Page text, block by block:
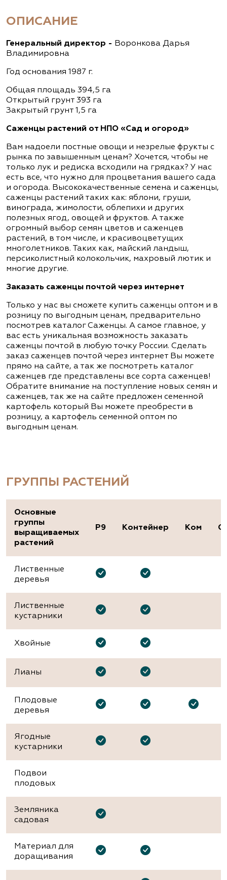
ОПИСАНИЕ
Генеральный директор - Воронкова Дарья
Владимировна
Год основания 1987 г.
Общая площадь 394,5 га
Открытый грунт 393 га
Закрытый грунт 1,5 га
Саженцы растений от НПО «Сад и огород»
Вам надоели постные овощи и незрелые фрукты с
рынка по завышенным ценам? Хочется, чтобы не
только лук и редиска всходили на грядках? У нас
есть все, что нужно для процветания вашего сада
и огорода. Высококачественные семена и саженцы,
саженцы растений таких как: яблони, груши,
винограда, жимолости, облепихи и других
полезных ягод, овощей и фруктов. А также
огромный выбор семян цветов и саженцев
растений, в том числе, и красивоцветущих
многолетников. Таких как, майский ландыш,
персиколистный колокольчик, махровый лютик и
многие другие.
Заказать саженцы почтой через интернет
Только у нас вы сможете купить саженцы оптом и в
розницу по выгодным ценам, предварительно
посмотрев каталог Саженцы. А самое главное, у
вас есть уникальная возможность заказать
саженцы почтой в любую точку России. Сделать
заказ саженцев почтой через интернет Вы можете
прямо на сайте, а так же посмотреть каталог
саженцев где представлены все сорта саженцев!
Обратите внимание на поступление новых семян и
саженцев, так же на сайте предложен семенной
картофель который Вы можете преобрести в
розницу, а картофель семенной оптом по
выгодным ценам.
ГРУППЫ РАСТЕНИЙ
Основные
группы
выращиваемых
растений
P9 Контейнер Ком
Лиственные
деревья
Лиственные
кустарники
Хвойные
Лианы
Плодовые
деревья
Ягодные
кустарники
Подвои
плодовых
Земляника
садовая
Материал для
доращивания